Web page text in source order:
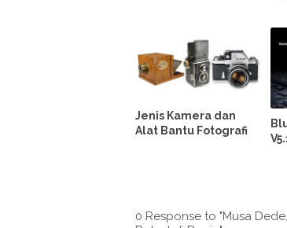
Jenis Kamera dan
Alat Bantu Fotografi
0 Response to "Musa